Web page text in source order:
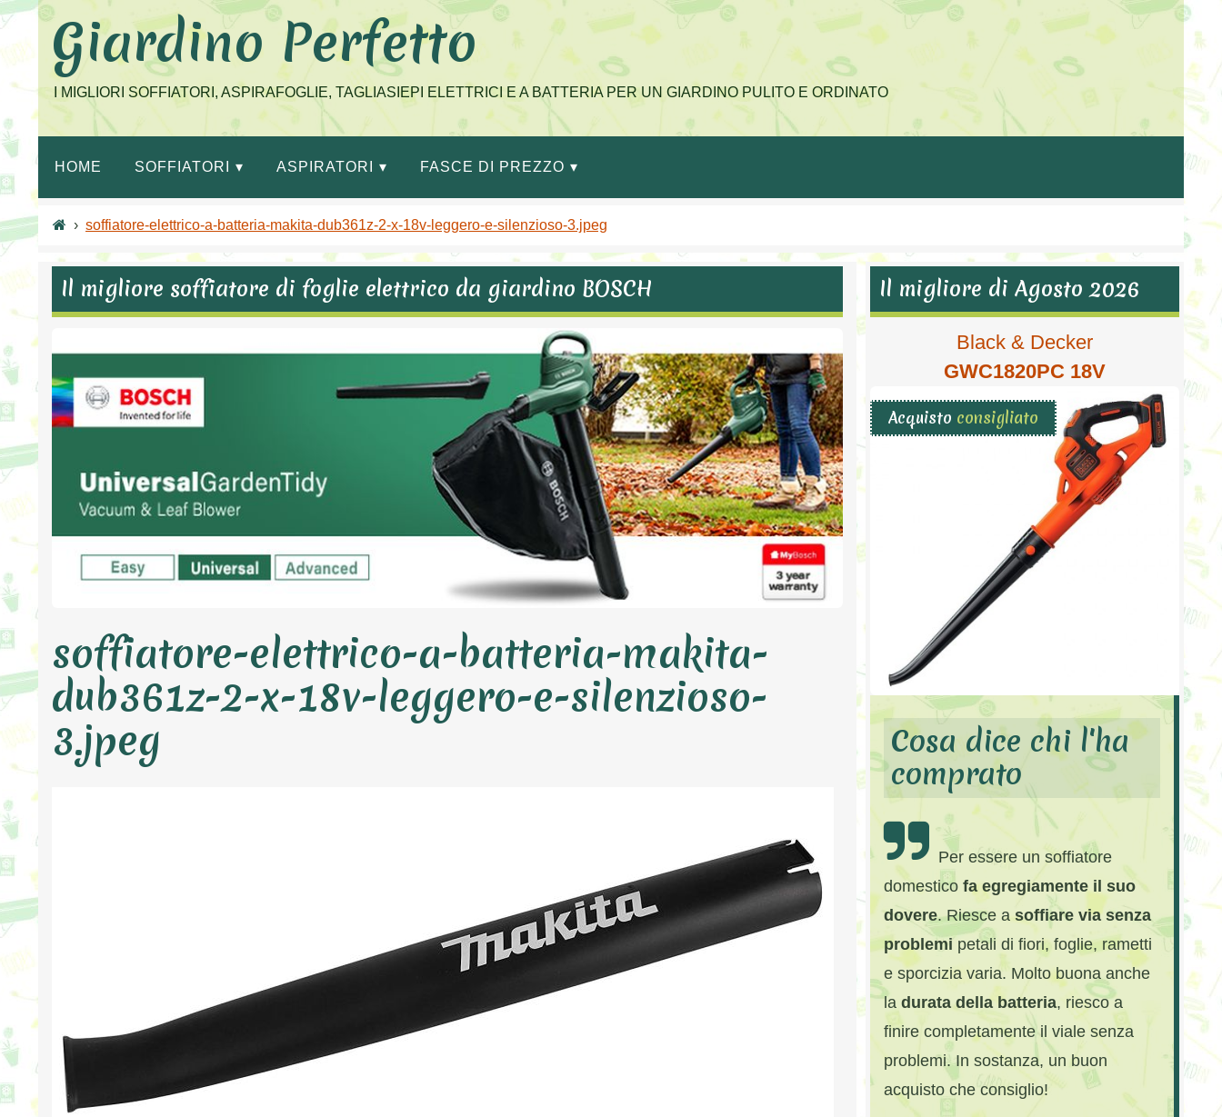
Salta
contenuto
Giardino Perfetto
I MIGLIORI SOFFIATORI, ASPIRAFOGLIE, TAGLIASIEPI ELETTRICI E A BATTERIA PER UN GIARDINO PULITO E ORDINATO
HOME SOFFIATORI ASPIRATORI FASCE DI PREZZO
› soffiatore-elettrico-a-batteria-makita-dub361z-2-x-18v-leggero-e-silenzioso-3.jpeg
Il migliore soffiatore di foglie elettrico da giardino BOSCH
soffiatore-elettrico-a-batteria-makita-
dub361z-2-x-18v-leggero-e-silenzioso-
3.jpeg
Il migliore di Agosto 2026
Black & Decker
GWC1820PC 18V
Acquisto consigliato
Cosa dice chi l'ha
comprato
Per essere un soffiatore
domestico fa egregiamente il suo
dovere. Riesce a soffiare via senza
problemi petali di fiori, foglie, rametti
e sporcizia varia. Molto buona anche
la durata della batteria, riesco a
finire completamente il viale senza
problemi. In sostanza, un buon
acquisto che consiglio!